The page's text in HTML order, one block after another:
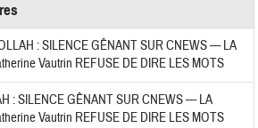
: SILENCE GÊNANT SUR CNEWS — LA
Vautrin REFUSE DE DIRE LES MOTS
: SILENCE GÊNANT SUR CNEWS — LA
Vautrin REFUSE DE DIRE LES MOTS